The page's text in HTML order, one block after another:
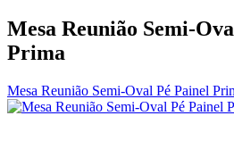
Mesa Reunião Semi-
Prima
Mesa Reunião Semi-Oval Pé Painel